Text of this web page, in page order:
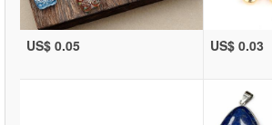
US$ 0.05 US$ 0.03